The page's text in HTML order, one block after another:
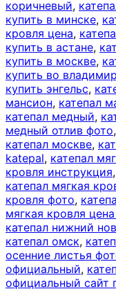
коричневый,
купить в минске,
кровля цена,
купить в астане,
купить в москве,
купить во
купить энгельс,
мансион, катепал
катепал медный,
медный отлив фото,
катепал москве,
katepal, катепал
кровля инструкция,
катепал мягкая
кровля фото,
мягкая кровля
катепал нижний
катепал омск,
осенние листья
официальный,
официальный сайт